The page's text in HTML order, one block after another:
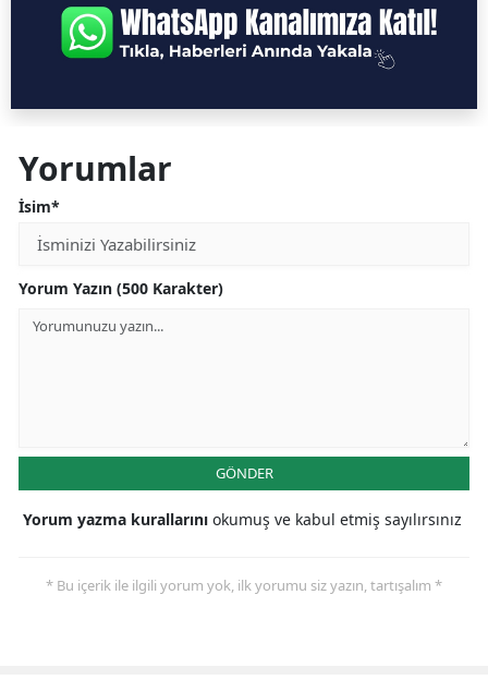
Yorumlar
İsim*
Yorum Yazın (500 Karakter)
GÖNDER
Yorum yazma kurallarını okumuş ve kabul etmiş sayılırsınız
* Bu içerik ile ilgili yorum yok, ilk yorumu siz yazın, tartışalım *